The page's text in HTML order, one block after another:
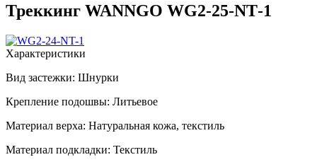
Треккинг WANNGO WG2‑25‑NT‑1
Характеристики
Вид застежки: Шнурки
Крепление подошвы: Литьевое
Материал верха: Натуральная кожа, текстиль
Материал подкладки: Текстиль